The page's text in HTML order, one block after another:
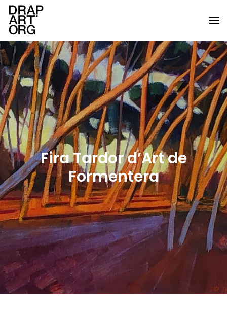
Skip to main content
Fira Tardor d’Art de
Formentera